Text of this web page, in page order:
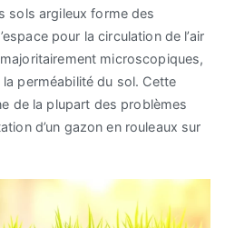
sols argileux forme des
pour la circulation de l’air
microscopiques,
perméabilité du sol. Cette
de la plupart des problèmes
d’un gazon en rouleaux sur